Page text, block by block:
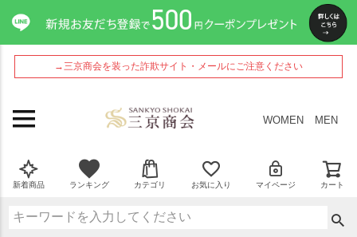
→三京商会を装った詐欺サイト・メールにご注意ください
WOMEN MEN
新着商品 ランキング カテゴリ お気に入り マイページ カート
ペー
ジト
ップ
へ